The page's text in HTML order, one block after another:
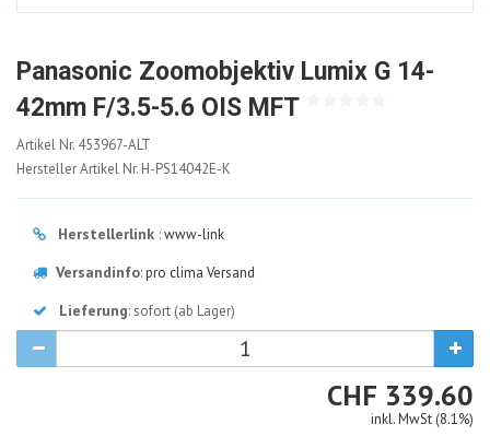
Panasonic Zoomobjektiv Lumix G 14-
42mm F/3.5-5.6 OIS MFT
453967-
ALT
Artikel Nr. 453967-ALT
Hersteller Artikel Nr. H-PS14042E-K
Herstellerlink :www-link
Versandinfo:pro clima Versand
Lieferung: sofort (ab Lager)
CHF CHF
339.60
inkl. MwSt (8.1%)